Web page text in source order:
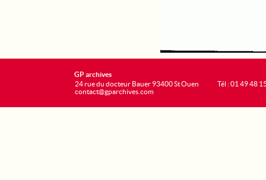
GP archives
24 rue du docteur Bauer 93400 St Ouen
contact@gparchives.com
Tél : 01 49 48